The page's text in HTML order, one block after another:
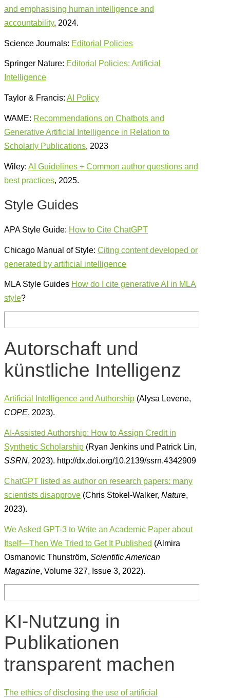
and emphasising human intelligence and
accountability, 2024.
Science Journals: Editorial Policies
Springer Nature: Editorial Policies: Artificial
Intelligence
Taylor & Francis: AI Policy
WAME: Recommendations on Chatbots and
Generative Artificial Intelligence in Relation to
Scholarly Publications, 2023
Wiley: AI Guidelines + Common author questions and
best practices, 2025.
Style Guides
APA Style Guide: How to Cite ChatGPT
Chicago Manual of Style: Citing content developed or
generated by artificial intelligence
MLA Style Guides How do I cite generative AI in MLA
style?
Autorschaft und
künstliche Intelligenz
Artificial Intelligence and Authorship (Alysa Levene,
COPE, 2023).
AI-Assisted Authorship: How to Assign Credit in
Synthetic Scholarship (Ryan Jenkins und Patrick Lin,
SSRN, 2023). http://dx.doi.org/10.2139/ssrn.4342909
ChatGPT listed as author on research papers: many
scientists disapprove (Chris Stokel-Walker, Nature,
2023).
We Asked GPT-3 to Write an Academic Paper about
Itself—Then We Tried to Get It Published (Almira
Osmanovic Thunström, Scientific American
Magazine, Volume 327, Issue 3, 2022).
KI-Nutzung in
Publikationen
transparent machen
The ethics of disclosing the use of artificial